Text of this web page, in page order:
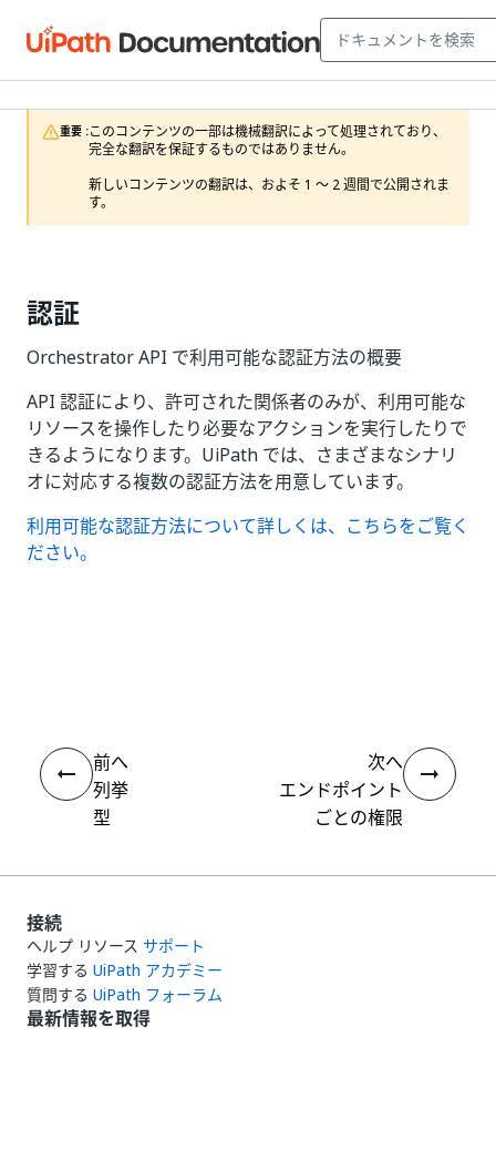
重要 :このコンテンツの一部は機械翻訳によって処理されており、
完全な翻訳を保証するものではありません。
新しいコンテンツの翻訳は、およそ 1 ～ 2 週間で公開されま
す。
認証
Orchestrator API で利用可能な認証方法の概要
API 認証により、許可された関係者のみが、利用可能な
リソースを操作したり必要なアクションを実行したりで
きるようになります。UiPath では、さまざまなシナリ
オに対応する複数の認証方法を用意しています。
利用可能な認証方法について詳しくは、こちらをご覧く
ださい。
前へ
列挙
型
次へ
エンドポイント
ごとの権限
接続
ヘルプ リソース サポート
学習する UiPath アカデミー
質問する UiPath フォーラム
最新情報を取得